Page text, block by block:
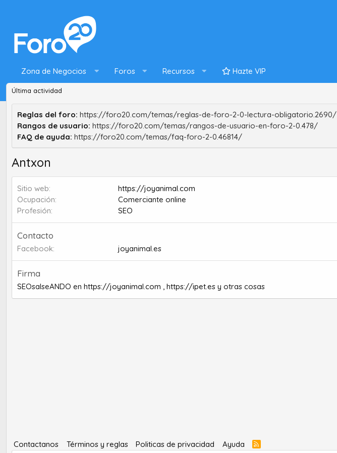
Zona de Negocios Foros Recursos Hazte VIP
Última actividad
Reglas del foro: https://foro20.com/temas/reglas-de-foro-2-0-lectura-obligatorio.2690/
Rangos de usuario: https://foro20.com/temas/rangos-de-usuario-en-foro-2-0.478/
FAQ de ayuda: https://foro20.com/temas/faq-foro-2-0.46814/
Antxon
Sitio web
https://joyanimal.com
Ocupación
Comerciante online
Profesión
SEO
Contacto
Facebook joyanimal.es
Firma
SEOsalseANDO en https://joyanimal.com , https://ipet.es y otras cosas
Contactanos Términos y reglas Politicas de privacidad Ayuda